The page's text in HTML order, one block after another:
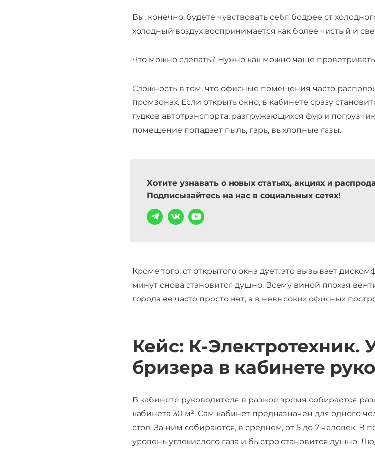
Вы, конечно, будете чувствовать себя бодрее от
холодный воздух воспринимается как более чистый и
Что можно сделать? Нужно как можно чаще
Сложность в том, что офисные помещения часто
промзонах. Если открыть окно, в кабинете сразу
гудков автотранспорта, разгружающихся фур и
помещение попадает пыль, гарь, выхлопные газы.
Хотите узнавать о новых статьях, акциях и
Подписывайтесь на нас в социальных сетях!
Кроме того, от открытого окна дует, это вызывает
минут снова становится душно. Всему виной плохая
города ее часто просто нет, а в невысоких офисных
Кейс: К-Электротехник.
бризера в кабинете
В кабинете руководителя в разное время собирается
кабинета 30 м². Сам кабинет предназначен для одного
стол. За ним собираются, в среднем, от 5 до 7 человек.
уровень углекислого газа и быстро становится душно.